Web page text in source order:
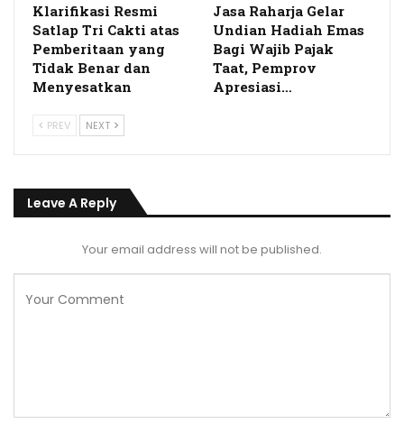
Klarifikasi Resmi
Satlap Tri Cakti atas
Pemberitaan yang
Tidak Benar dan
Menyesatkan
Jasa Raharja Gelar
Undian Hadiah Emas
Bagi Wajib Pajak
Taat, Pemprov
Apresiasi…
PREV NEXT
Leave A Reply
Your email address will not be published.